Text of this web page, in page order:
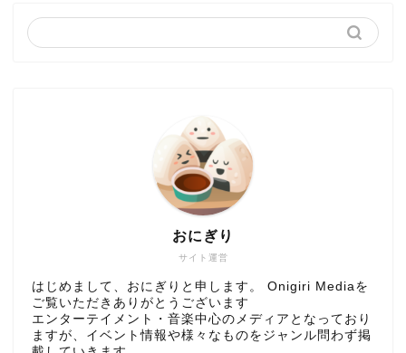
サイト運営
おにぎり
はじめまして、おにぎりと申します。 Onigiri Mediaを
ご覧いただきありがとうございます
エンターテイメント・音楽中心のメディアとなっており
ますが、イベント情報や様々なものをジャンル問わず掲